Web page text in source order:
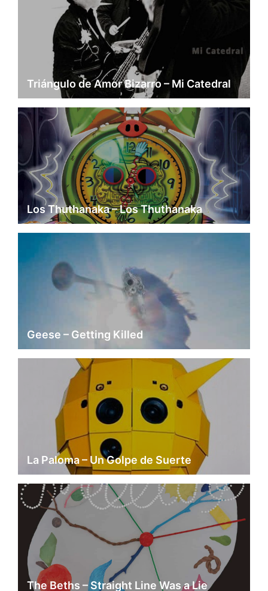
Triángulo de Amor Bizarro – Mi Catedral
Los Thuthanaka – Los Thuthanaka
Geese – Getting Killed
La Paloma – Un Golpe de Suerte
The Beths – Straight Line Was a Lie